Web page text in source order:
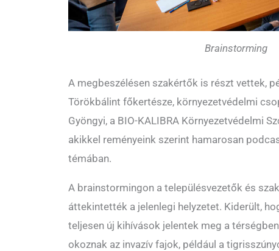
Brainstorming
A megbeszélésen szakértők is részt vettek,
Törökbálint főkertésze, környezetvédelmi
Gyöngyi, a BIO-KALIBRA Környezetvédelmi
akikkel reményeink szerint hamarosan
témában.
A brainstormingon a településvezetők és
áttekintették a jelenlegi helyzetet. Kiderült,
teljesen új kihívások jelentek meg a
okoznak az invazív fajok, például a